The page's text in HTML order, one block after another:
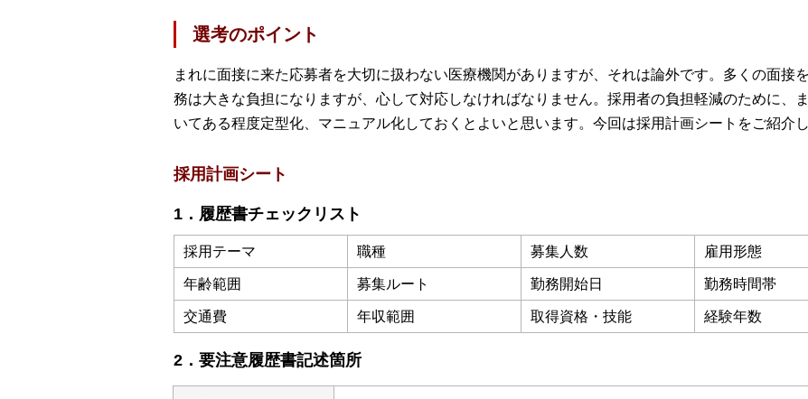
選考のポイント
まれに面接に来た応募者を大切に扱わない医療機関がありますが、それは論外です。多くの面接
務は大きな負担になりますが、心して対応しなければなりません。採用者の負担軽減のために、
いてある程度定型化、マニュアル化しておくとよいと思います。今回は採用計画シートをご紹介し
採用計画シート
1．履歴書チェックリスト
採用テーマ 職種 募集人数 雇用形態
年齢範囲 募集ルート 勤務開始日 勤務時間帯
交通費 年収範囲 取得資格・技能 経験年数
2．要注意履歴書記述箇所